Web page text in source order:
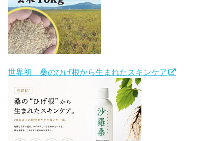
世界初 桑のひげ根から生まれたスキンケア